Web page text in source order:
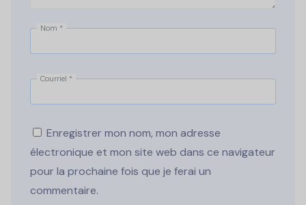
Nom *
Courriel *
Enregistrer mon nom, mon adresse
électronique et mon site web dans ce navigateur
pour la prochaine fois que je ferai un
commentaire.